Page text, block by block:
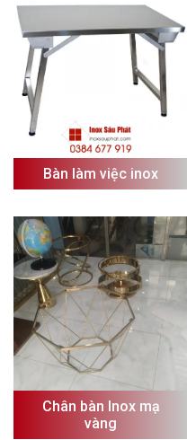
Bàn làm việc inox
Chân bàn Inox mạ
vàng